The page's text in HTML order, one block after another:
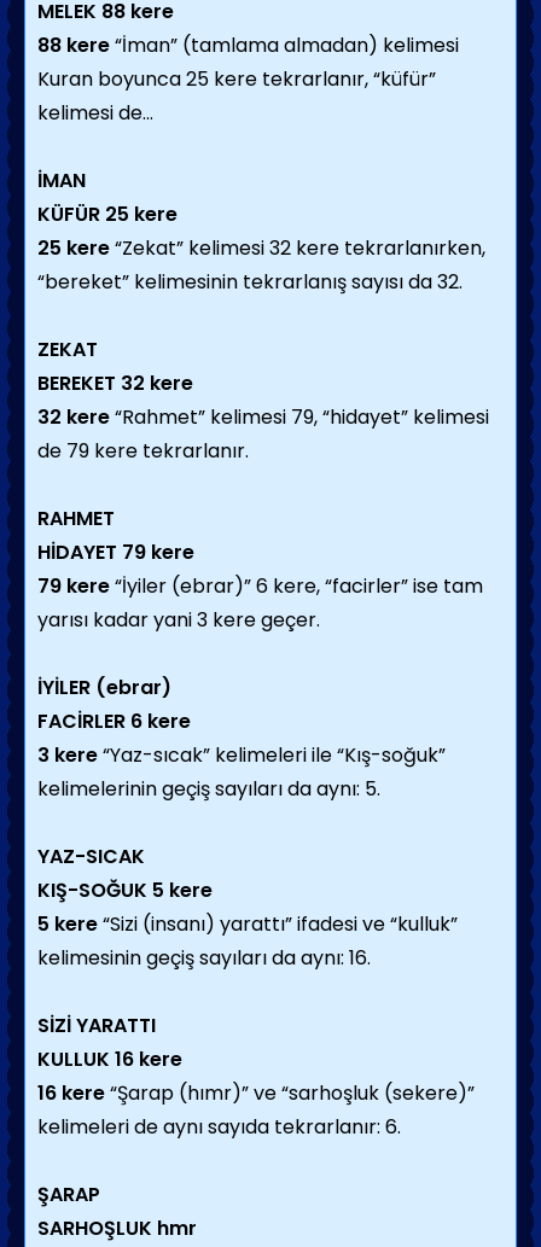
MELEK 88 kere
88 kere“İman” (tamlama almadan) kelimesi
Kuran boyunca 25 kere tekrarlanır, “küfür”
kelimesi de...
İMAN
KÜFÜR 25 kere
25 kere“Zekat” kelimesi 32 kere tekrarlanırken,
“bereket” kelimesinin tekrarlanış sayısı da 32.
ZEKAT
BEREKET 32 kere
32 kere“Rahmet” kelimesi 79, “hidayet” kelimesi
de 79 kere tekrarlanır.
RAHMET
HİDAYET 79 kere
79 kere“İyiler (ebrar)” 6 kere, “facirler” ise tam
yarısı kadar yani 3 kere geçer.
İYİLER (ebrar)
FACİRLER 6 kere
3 kere“Yaz-sıcak” kelimeleri ile “Kış-soğuk”
kelimelerinin geçiş sayıları da aynı: 5.
YAZ-SICAK
KIŞ-SOĞUK 5 kere
5 kere“Sizi (insanı) yarattı” ifadesi ve “kulluk”
kelimesinin geçiş sayıları da aynı: 16.
SİZİ YARATTI
KULLUK 16 kere
16 kere“Şarap (hımr)” ve “sarhoşluk (sekere)”
kelimeleri de aynı sayıda tekrarlanır: 6.
ŞARAP
SARHOŞLUK hmr